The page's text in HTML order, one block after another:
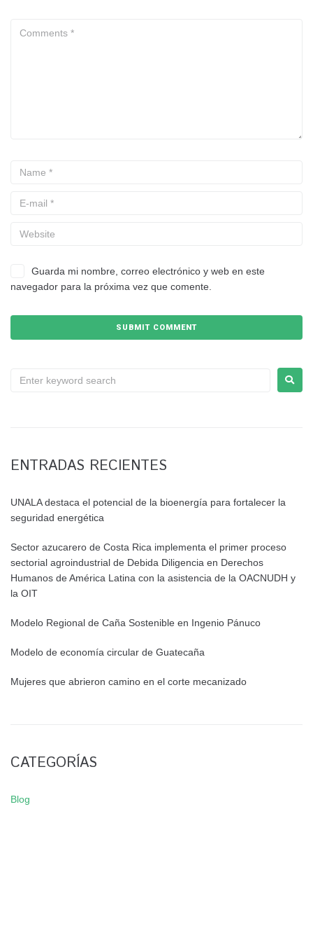
Guarda mi nombre, correo electrónico y web en este
navegador para la próxima vez que comente.
ENTRADAS RECIENTES
UNALA destaca el potencial de la bioenergía para fortalecer la
seguridad energética
Sector azucarero de Costa Rica implementa el primer proceso
sectorial agroindustrial de Debida Diligencia en Derechos
Humanos de América Latina con la asistencia de la OACNUDH y
la OIT
Modelo Regional de Caña Sostenible en Ingenio Pánuco
Modelo de economía circular de Guatecaña
Mujeres que abrieron camino en el corte mecanizado
CATEGORÍAS
Blog